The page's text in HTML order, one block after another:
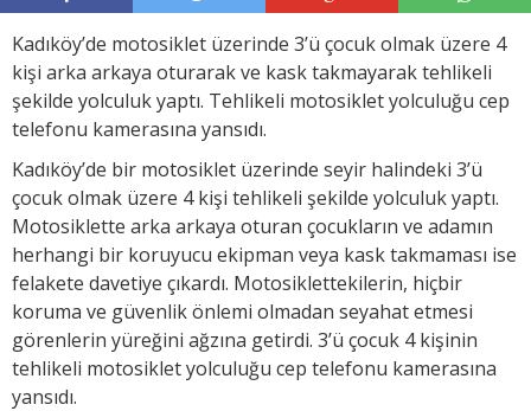
Kadıköy’de motosiklet üzerinde 3’ü çocuk olmak üzere 4
kişi arka arkaya oturarak ve kask takmayarak tehlikeli
şekilde yolculuk yaptı. Tehlikeli motosiklet yolculuğu cep
telefonu kamerasına yansıdı.
Kadıköy’de bir motosiklet üzerinde seyir halindeki 3’ü
çocuk olmak üzere 4 kişi tehlikeli şekilde yolculuk yaptı.
Motosiklette arka arkaya oturan çocukların ve adamın
herhangi bir koruyucu ekipman veya kask takmaması ise
felakete davetiye çıkardı. Motosiklettekilerin, hiçbir
koruma ve güvenlik önlemi olmadan seyahat etmesi
görenlerin yüreğini ağzına getirdi. 3’ü çocuk 4 kişinin
tehlikeli motosiklet yolculuğu cep telefonu kamerasına
yansıdı.